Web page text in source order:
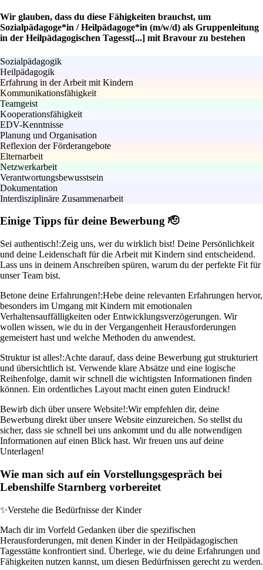
Wir glauben, dass du diese Fähigkeiten brauchst, um
Sozialpädagoge*in / Heilpädagoge*in (m/w/d) als Gruppenleitung
in der Heilpädagogischen Tagesst[...] mit Bravour zu bestehen
Sozialpädagogik
Heilpädagogik
Erfahrung in der Arbeit mit Kindern
Kommunikationsfähigkeit
Teamgeist
Kooperationsfähigkeit
EDV-Kenntnisse
Planung und Organisation
Reflexion der Förderangebote
Elternarbeit
Netzwerkarbeit
Verantwortungsbewusstsein
Dokumentation
Interdisziplinäre Zusammenarbeit
Einige Tipps für deine Bewerbung 🫡
Sei authentisch!:Zeig uns, wer du wirklich bist! Deine Persönlichkeit
und deine Leidenschaft für die Arbeit mit Kindern sind entscheidend.
Lass uns in deinem Anschreiben spüren, warum du der perfekte Fit für
unser Team bist.
Betone deine Erfahrungen!:Hebe deine relevanten Erfahrungen hervor,
besonders im Umgang mit Kindern mit emotionalen
Verhaltensauffälligkeiten oder Entwicklungsverzögerungen. Wir
wollen wissen, wie du in der Vergangenheit Herausforderungen
gemeistert hast und welche Methoden du anwendest.
Struktur ist alles!:Achte darauf, dass deine Bewerbung gut strukturiert
und übersichtlich ist. Verwende klare Absätze und eine logische
Reihenfolge, damit wir schnell die wichtigsten Informationen finden
können. Ein ordentliches Layout macht einen guten Eindruck!
Bewirb dich über unsere Website!:Wir empfehlen dir, deine
Bewerbung direkt über unsere Website einzureichen. So stellst du
sicher, dass sie schnell bei uns ankommt und du alle notwendigen
Informationen auf einen Blick hast. Wir freuen uns auf deine
Unterlagen!
Wie man sich auf ein Vorstellungsgespräch bei
Lebenshilfe Starnberg vorbereitet
✨Verstehe die Bedürfnisse der Kinder
Mach dir im Vorfeld Gedanken über die spezifischen
Herausforderungen, mit denen Kinder in der Heilpädagogischen
Tagesstätte konfrontiert sind. Überlege, wie du deine Erfahrungen und
Fähigkeiten nutzen kannst, um diesen Bedürfnissen gerecht zu werden.